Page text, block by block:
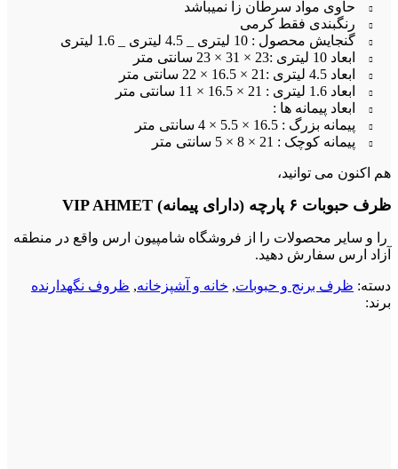
حاوی مواد سرطان زا نمیباشد
رنگبندی فقط کرمی
گنجایش محصول : 10 لیتری _ 4.5 لیتری _ 1.6 لیتری
ابعاد 10 لیتری :23 × 31 × 23 سانتی متر
ابعاد 4.5 لیتری :21 × 16.5 × 22 سانتی متر
ابعاد 1.6 لیتری : 21 × 16.5 × 11 سانتی متر
ابعاد پیمانه ها :
پیمانه بزرگ : 16.5 × 5.5 × 4 سانتی متر
پیمانه کوچک : 21 × 8 × 5 سانتی متر
هم اکنون می توانید،
ظرف حبوبات ۶ پارچه (دارای پیمانه) VIP AHMET
را و سایر محصولات را از فروشگاه شامپیون ارس واقع در منطقه
آزاد ارس سفارش دهید.
دسته: ظرف برنج و حبوبات, خانه و آشپزخانه, ظروف نگهدارنده
برند: